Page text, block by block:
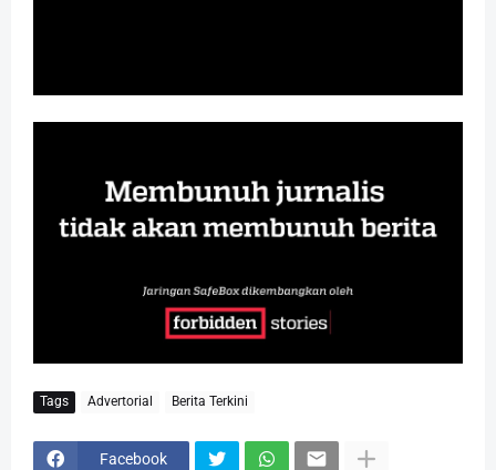
Tags Advertorial Berita Terkini
Facebook